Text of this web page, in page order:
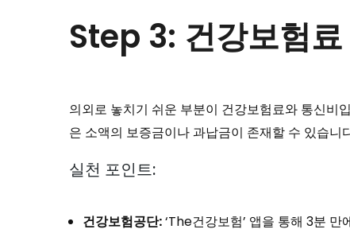
Step 3: 건강보험
의외로 놓치기 쉬운 부분이 건강보험료와 통신비
은 소액의 보증금이나 과납금이 존재할 수 있습니
실천 포인트:
건강보험공단:‘The건강보험’ 앱을 통해 3분 만